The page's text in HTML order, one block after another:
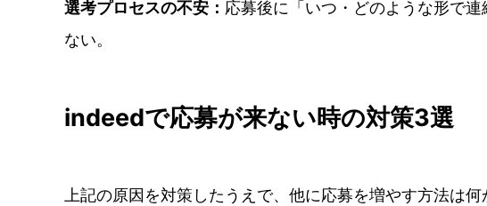
選考プロセスの不安： 応募後に「いつ・どのような形で
ない。
indeedで応募が来ない時の対策3選
上記の原因を対策したうえで、他に応募を増やす方法は何